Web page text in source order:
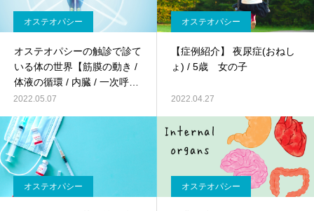
オステオパシー
オステオパシーの触診で診て
いる体の世界【筋膜の動き /
体液の循環 / 内臓 / 一次呼吸
/ 直観】
2022.05.07
オステオパシー
【症例紹介】 夜尿症(おねし
ょ) / 5歳 女の子
2022.04.27
オステオパシー オステオパシー